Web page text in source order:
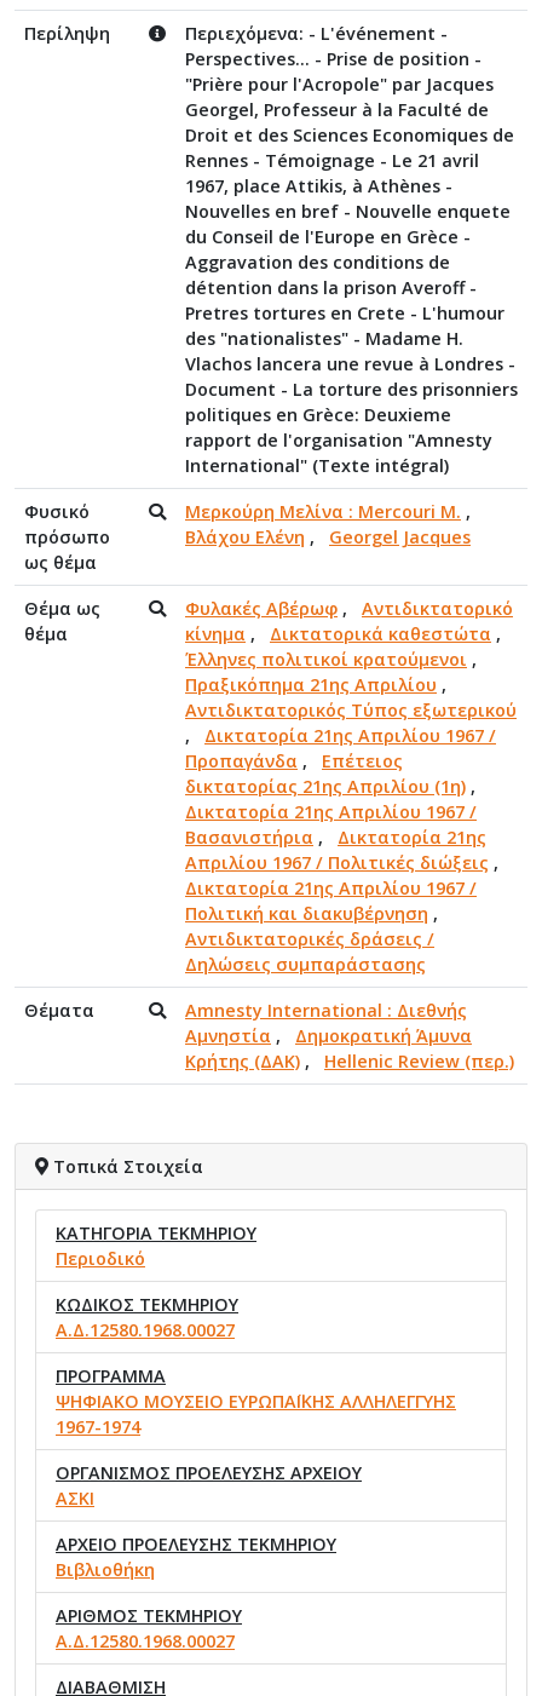
Περίληψη
Περιεχόμενα: - L'événement -
Perspectives... - Prise de position -
"Prière pour l'Acropole" par Jacques
Georgel, Professeur à la Faculté de
Droit et des Sciences Economiques de
Rennes - Témoignage - Le 21 avril
1967, place Attikis, à Athènes -
Nouvelles en bref - Nouvelle enquete
du Conseil de l'Europe en Grèce -
Aggravation des conditions de
détention dans la prison Averoff -
Pretres tortures en Crete - L'humour
des "nationalistes" - Madame H.
Vlachos lancera une revue à Londres -
Document - La torture des prisonniers
politiques en Grèce: Deuxieme
rapport de l'organisation "Amnesty
International" (Texte intégral)
Φυσικό
πρόσωπο
ως θέμα
Μερκούρη Μελίνα : Mercouri M. ,
Βλάχου Ελένη , Georgel Jacques
Θέμα ως
θέμα
Φυλακές Αβέρωφ , Αντιδικτατορικό
κίνημα , Δικτατορικά καθεστώτα ,
Έλληνες πολιτικοί κρατούμενοι ,
Πραξικόπημα 21ης Απριλίου ,
Αντιδικτατορικός Τύπος εξωτερικού
, Δικτατορία 21ης Απριλίου 1967 /
Προπαγάνδα , Επέτειος
δικτατορίας 21ης Απριλίου (1η) ,
Δικτατορία 21ης Απριλίου 1967 /
Βασανιστήρια , Δικτατορία 21ης
Απριλίου 1967 / Πολιτικές διώξεις ,
Δικτατορία 21ης Απριλίου 1967 /
Πολιτική και διακυβέρνηση ,
Αντιδικτατορικές δράσεις /
Δηλώσεις συμπαράστασης
Θέματα
Amnesty International : Διεθνής
Αμνηστία , Δημοκρατική Άμυνα
Κρήτης (ΔΑΚ) , Hellenic Review (περ.)
Τοπικά Στοιχεία
ΚΑΤΗΓΟΡΙΑ ΤΕΚΜΗΡΙΟΥ
Περιοδικό
ΚΩΔΙΚΟΣ ΤΕΚΜΗΡΙΟΥ
Α.Δ.12580.1968.00027
ΠΡΟΓΡΑΜΜΑ
ΨΗΦΙΑΚΟ ΜΟΥΣΕΙΟ ΕΥΡΩΠΑΪΚΗΣ ΑΛΛΗΛΕΓΓΥΗΣ
1967-1974
ΟΡΓΑΝΙΣΜΟΣ ΠΡΟΕΛΕΥΣΗΣ ΑΡΧΕΙΟΥ
ΑΣΚΙ
ΑΡΧΕΙΟ ΠΡΟΕΛΕΥΣΗΣ ΤΕΚΜΗΡΙΟΥ
Βιβλιοθήκη
ΑΡΙΘΜΟΣ ΤΕΚΜΗΡΙΟΥ
Α.Δ.12580.1968.00027
ΔΙΑΒΑΘΜΙΣΗ